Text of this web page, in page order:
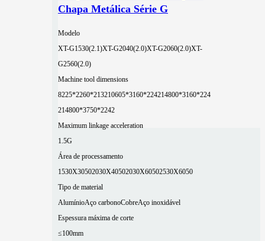
Chapa Metálica Série G
Modelo
XT-G1530(2.1)XT-G2040(2.0)XT-G2060(2.0)XT-
G2560(2.0)
Machine tool dimensions
8225*2260*213210605*3160*224214800*3160*224
214800*3750*2242
Maximum linkage acceleration
1.5G
Área de processamento
1530X30502030X40502030X60502530X6050
Tipo de material
AlumínioAço carbonoCobreAço inoxidável
Espessura máxima de corte
≤100mm